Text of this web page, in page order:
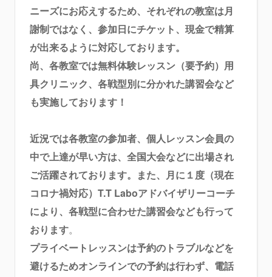
ニーズにお応えするため、それぞれの教室は月
謝制ではなく、参加日にチケット、現金で精算
が出来るように対応しております。
尚、各教室では無料体験レッスン（要予約）用
具クリニック、各戦型別に分かれた講習会など
も実施しております！
近況では各教室の参加者、個人レッスン会員の
中で上達が早い方は、全国大会などに出場され
ご活躍されております。また、月に１度（現在
コロナ禍対応）T.T Laboアドバイザリーコーチ
により、各戦型に合わせた講習会なども行って
おります。
プライベートレッスンは予約のトラブルなどを
避けるためオンラインでの予約は行わず、電話